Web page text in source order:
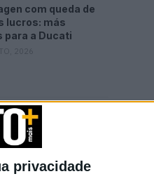
privacidade
com queda de
lucros: más
para a Ducati
2026